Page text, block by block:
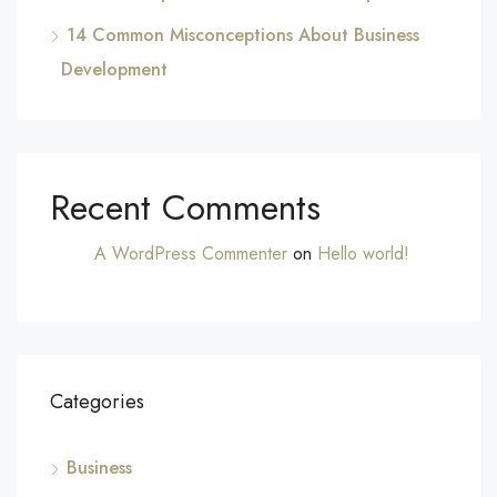
14 Common Misconceptions About Business
Development
Recent Comments
A WordPress Commenter on Hello world!
Categories
Business